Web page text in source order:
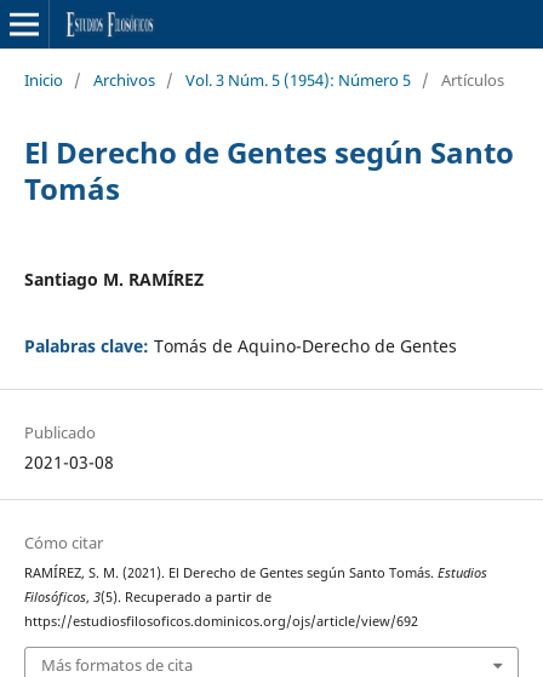
Inicio / Archivos / Vol. 3 Núm. 5 (1954): Número 5 / Artículos
El Derecho de Gentes según Santo
Tomás
Santiago M. RAMÍREZ
Palabras clave: Tomás de Aquino-Derecho de Gentes
Publicado
2021-03-08
Cómo citar
RAMÍREZ, S. M. (2021). El Derecho de Gentes según Santo Tomás. Estudios
Filosóficos, 3(5). Recuperado a partir de
https://estudiosfilosoficos.dominicos.org/ojs/article/view/692
Más formatos de cita